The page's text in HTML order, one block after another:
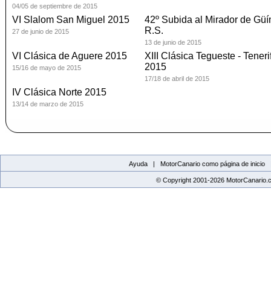
04/05 de septiembre de 2015
VI Slalom San Miguel 2015
27 de junio de 2015
42º Subida al Mirador de
R.S.
13 de junio de 2015
VI Clásica de Aguere 2015
15/16 de mayo de 2015
XIII Clásica Tegueste -
2015
17/18 de abril de 2015
IV Clásica Norte 2015
13/14 de marzo de 2015
Ayuda | MotorCanario como página de inicio
© Copyright 2001-2026